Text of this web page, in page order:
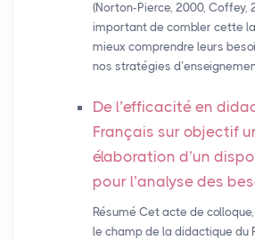
(Norton-Pierce, 2000, Coffey,
important de combler cette
mieux comprendre leurs
nos stratégies
De l’efficacité en
Français sur objectif
élaboration d’un
pour l’analyse des
Résumé Cet acte de
le champ de la didactique du